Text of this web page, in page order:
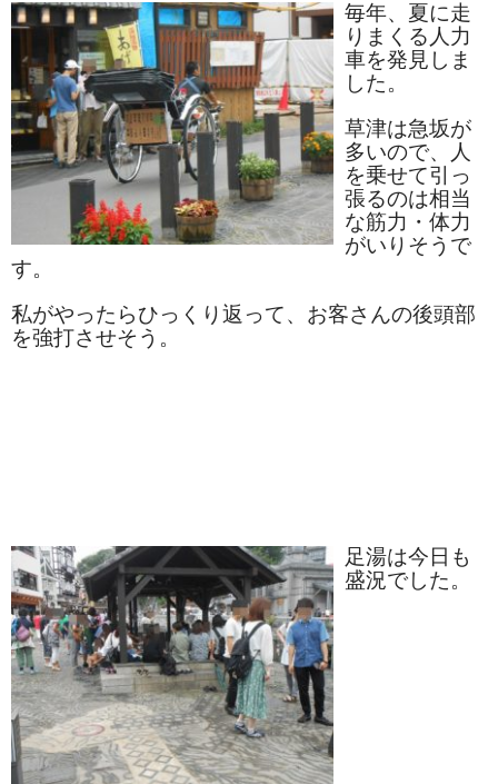
煎餅
甘納豆
羊かん
花豆
その他
漬物・佃煮
その他
麺類
その他
文具・雑貨
日用品・雑貨
毎年、夏に走
りまくる人力
車を発見しま
した。
草津は急坂が
多いので、人
を乗せて引っ
張るのは相当
な筋力・体力
がいりそうで
す。
私がやったらひっくり返って、お客さんの後頭部
を強打させそう。
足湯は今日も
盛況でした。